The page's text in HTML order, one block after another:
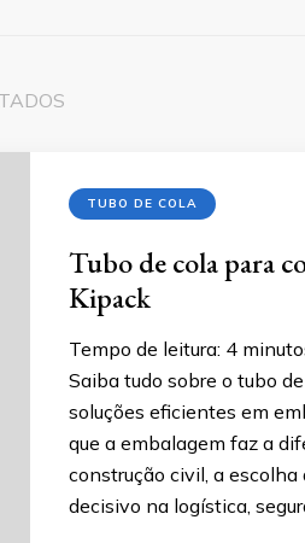
TUBO DE COLA
Tubo de cola para
Kipack
Tempo de leitura: 4
Saiba tudo sobre o tubo
soluções eficientes em
que a embalagem faz a
construção civil, a
decisivo na logística,